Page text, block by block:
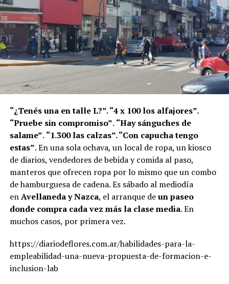
“¿Tenés una en talle L?”. “4 x 100 los alfajores”.
“Pruebe sin compromiso”. “Hay sánguches de
salame”. “1.300 las calzas”. “Con capucha tengo
estas”. En una sola ochava, un local de ropa, un kiosco
de diarios, vendedores de bebida y comida al paso,
manteros que ofrecen ropa por lo mismo que un combo
de hamburguesa de cadena. Es sábado al mediodía
enAvellaneda y Nazca, el arranque deun paseo
donde compra cada vez más la clase media. En
muchos casos, por primera vez.
https://diariodeflores.com.ar/habilidades-para-la-
empleabilidad-una-nueva-propuesta-de-formacion-e-
inclusion-lab